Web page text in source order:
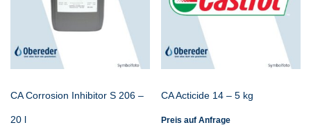
CA Corrosion Inhibitor S 206 –
20 l
CA Acticide 14 – 5 kg
Preis auf Anfrage